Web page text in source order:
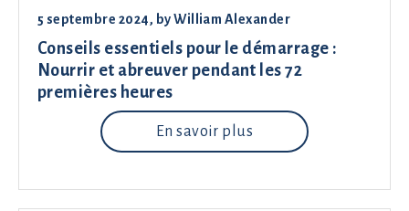
5 septembre 2024, byWilliam Alexander
Conseils essentiels pour le démarrage :
Nourrir et abreuver pendant les 72
premières heures
En savoir plus